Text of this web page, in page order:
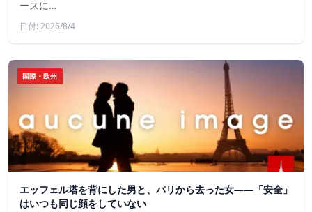
ースに…
日付: 2026/8/4
国際・欧州
エッフェル塔を背にした男と、パリから去った女——「安全」
はいつも同じ顔をしていない